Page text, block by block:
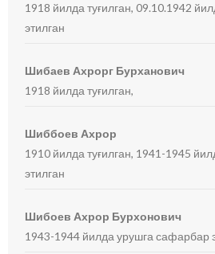
1918 йилда туғилган, 09.10.1942
этилган
Шибаев Ахрорг Бурханович
1918 йилда туғилган,
Шиббоев Ахрор
1910 йилда туғилган, 1941-1945
этилган
Шибоев Ахрор Бурхонович
1943-1944 йилда урушга сафарбар